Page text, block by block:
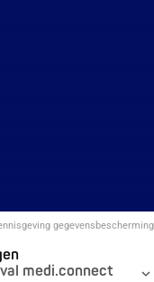
gegevensbescherming
medi.connect